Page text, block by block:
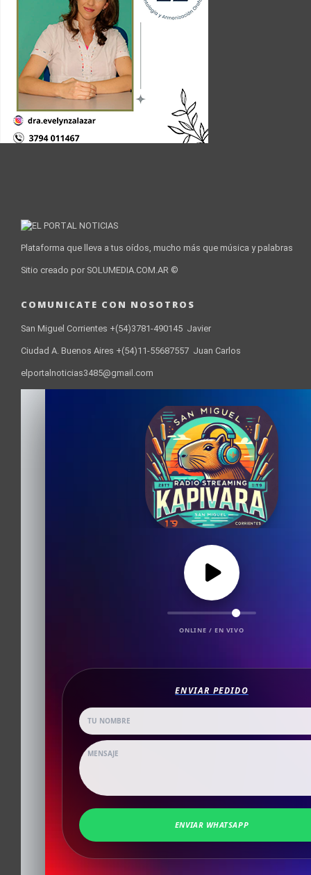
Plataforma que lleva a tus oídos, mucho más que música y palabras
Sitio creado por SOLUMEDIA.COM.AR ©
COMUNICATE CON NOSOTROS
San Miguel Corrientes +(54)3781-490145 Javier
Ciudad A. Buenos Aires +(54)11-55687557 Juan Carlos
elportalnoticias3485@gmail.com